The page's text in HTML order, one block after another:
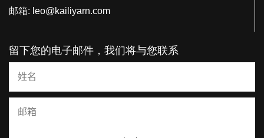
邮箱: leo@kailiyarn.com
留下您的电子邮件，我们将与您联系